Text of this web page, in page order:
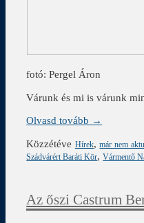
fotó: Pergel Áron
Várunk és mi is várunk
Olvasd tovább →
Közzétéve Hírek,már nem
Szádvárért Baráti Kör,Vármentő
Az őszi Castrum